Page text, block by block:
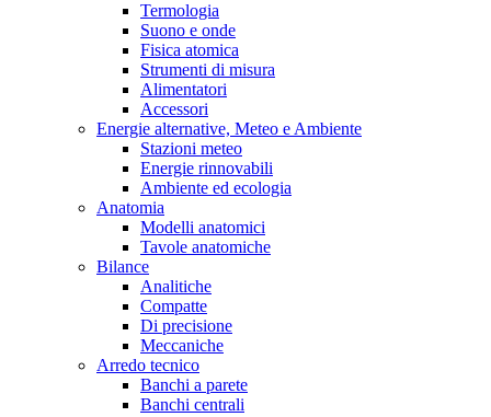
Termologia
Suono e onde
Fisica atomica
Strumenti di misura
Alimentatori
Accessori
Energie alternative, Meteo e Ambiente
Stazioni meteo
Energie rinnovabili
Ambiente ed ecologia
Anatomia
Modelli anatomici
Tavole anatomiche
Bilance
Analitiche
Compatte
Di precisione
Meccaniche
Arredo tecnico
Banchi a parete
Banchi centrali